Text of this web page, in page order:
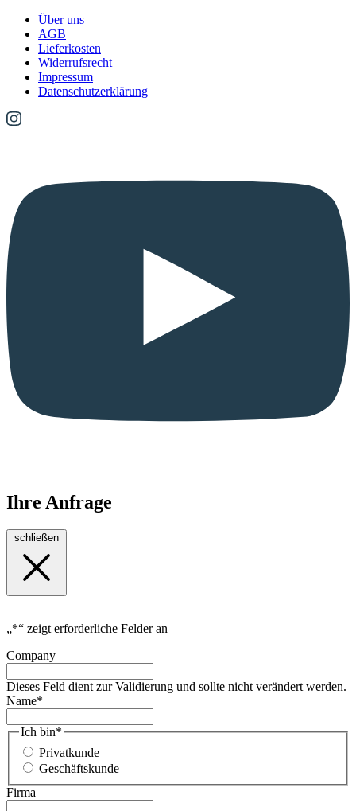
Über uns
AGB
Lieferkosten
Widerrufsrecht
Impressum
Datenschutzerklärung
Ihre Anfrage
„*“ zeigt erforderliche Felder an
Company
Dieses Feld dient zur Validierung und sollte nicht verändert werden.
Name*
Ich bin*
Privatkunde
Geschäftskunde
Firma